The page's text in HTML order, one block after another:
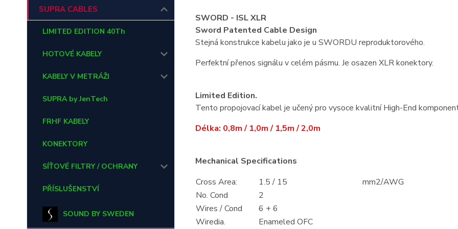
SUPRA CABLES
LIMITED EDITION 40Th
HOTOVÉ KABELY
KABELY V METRÁŽI
SUPRA by JenTech
FRHF KABELY
KONEKTORY
SÍŤOVÉ FILTRY / OCHRANY
PŘÍSLUŠENSTVÍ
SOUND BY SWEDEN
SWORD - ISL XLR
Sword Patented Cable Design
Stejná konstrukce kabelu jako je u SWORDU reproduktorového.
Perfektní přenos signálu v celém pásmu. Je osazen XLR konektory.
Limited Edition.
Tento propojovací kabel je učený pro vysoce kvalitní High-End
Délka: 0,8m / 1,0m / 1,5m / 2,0m
Mechanical Specifications
Cross Area:
1.5 / 15
mm2/AWG
No. Cond
2
Wires / Cond
6 + 6
Wiredia.
Enameled OFC